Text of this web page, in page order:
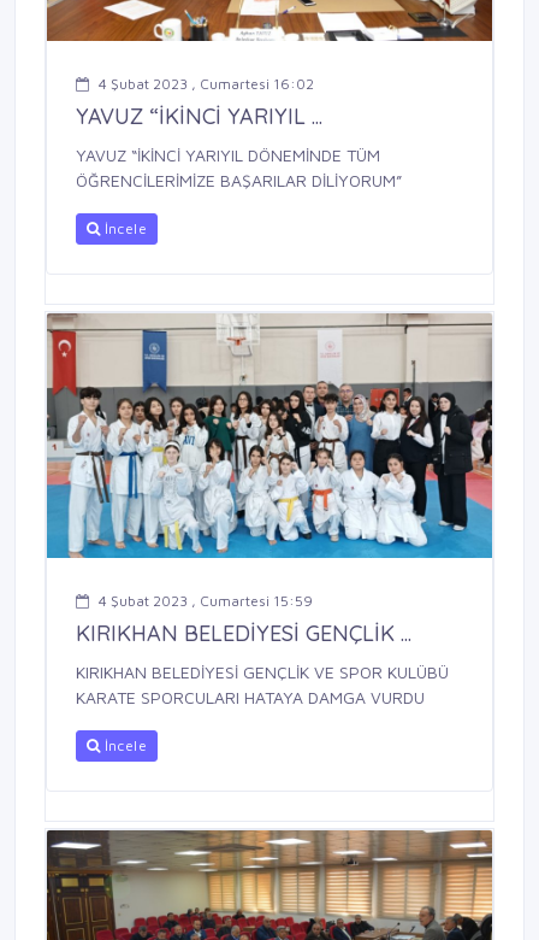
4 Şubat 2023 , Cumartesi 16:02
YAVUZ “İKİNCİ YARIYIL ...
YAVUZ “İKİNCİ YARIYIL DÖNEMİNDE TÜM
ÖĞRENCİLERİMİZE BAŞARILAR DİLİYORUM”
İncele
4 Şubat 2023 , Cumartesi 15:59
KIRIKHAN BELEDİYESİ GENÇLİK ...
KIRIKHAN BELEDİYESİ GENÇLİK VE SPOR KULÜBÜ
KARATE SPORCULARI HATAYA DAMGA VURDU
İncele